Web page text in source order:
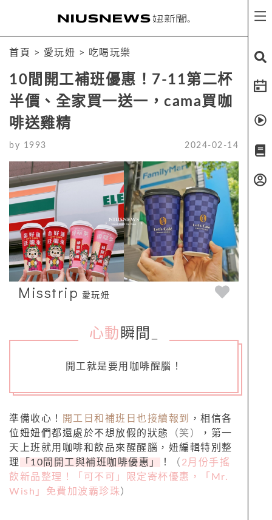
首頁 > 愛玩妞 > 吃喝玩樂
10間開工補班優惠！7-11第二杯
半價、全家買一送一，cama買咖
啡送雞精
by 1993 2024-02-14
Misstrip 愛玩妞
心動 瞬間
開工就是要用咖啡醒腦！
準備收心！ 開工日和補班日也接續報到
，相信各
位妞妞們都還處於不想放假的狀態
（笑）
，第一
天上班就用咖啡和飲品來醒醒腦，妞編輯特別整
理
「 10間開工與補班咖啡優惠」 ！ （ 2月份手搖
飲新品整理！「可不可」限定寄杯優惠，「Mr.
Wish」免費加波霸珍珠）